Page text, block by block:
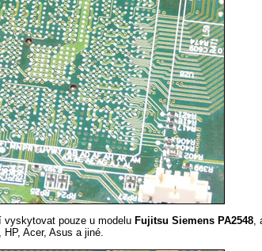
vyskytovat pouze u modelu Fujitsu Siemens PA2548,
Acer, Asus a jiné.